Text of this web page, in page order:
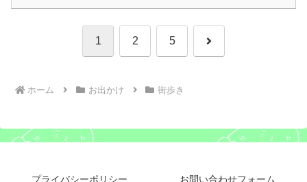
1 2 5 次
ホーム お出かけ 街歩き
プライバシーポリシー お問い合わせフォーム